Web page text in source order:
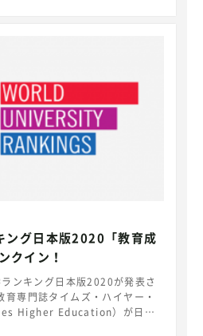
クアップしました。 THEは
学110校のうち順位を上げたの
室蘭工業大学は工業
な研究力と延べ39,000余の同窓
改革を進め、地域にそして世界
育成に邁進します。
ング日本版2020「教育成
クイン！
ンキング日本版2020が発表さ
Higher Education）が日本